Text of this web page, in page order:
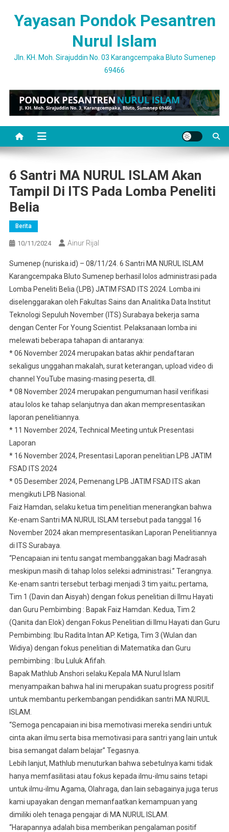
Yayasan Pondok Pesantren
Nurul Islam
Jln. KH. Moh. Sirajuddin No. 03 Karangcempaka Bluto Sumenep
69466
6 Santri MA NURUL ISLAM Akan
Tampil Di ITS Pada Lomba Peneliti
Belia
Berita
10/11/2024 Ainur Rijal
Sumenep (nuriska.id) – 08/11/24. 6 Santri MA NURUL ISLAM
Karangcempaka Bluto Sumenep berhasil lolos administrasi pada
Lomba Peneliti Belia (LPB) JATIM FSAD ITS 2024. Lomba ini
diselenggarakan oleh Fakultas Sains dan Analitika Data Institut
Teknologi Sepuluh November (ITS) Surabaya bekerja sama
dengan Center For Young Scientist. Pelaksanaan lomba ini
melewati beberapa tahapan di antaranya:
* 06 November 2024 merupakan batas akhir pendaftaran
sekaligus unggahan makalah, surat keterangan, upload video di
channel YouTube masing-masing peserta, dll.
* 08 November 2024 merupakan pengumuman hasil verifikasi
atau lolos ke tahap selanjutnya dan akan mempresentasikan
laporan penelitiannya.
* 11 November 2024, Technical Meeting untuk Presentasi
Laporan
* 16 November 2024, Presentasi Laporan penelitian LPB JATIM
FSAD ITS 2024
* 05 Desember 2024, Pemenang LPB JATIM FSAD ITS akan
mengikuti LPB Nasional.
Faiz Hamdan, selaku ketua tim penelitian menerangkan bahwa
Ke-enam Santri MA NURUL ISLAM tersebut pada tanggal 16
November 2024 akan mempresentasikan Laporan Penelitiannya
di ITS Surabaya.
“Pencapaian ini tentu sangat membanggakan bagi Madrasah
meskipun masih di tahap lolos seleksi administrasi.” Terangnya.
Ke-enam santri tersebut terbagi menjadi 3 tim yaitu; pertama,
Tim 1 (Davin dan Aisyah) dengan fokus penelitian di Ilmu Hayati
dan Guru Pembimbing : Bapak Faiz Hamdan. Kedua, Tim 2
(Qanita dan Elok) dengan Fokus Penelitian di Ilmu Hayati dan Guru
Pembimbing: Ibu Radita Intan AP. Ketiga, Tim 3 (Wulan dan
Widiya) dengan fokus penelitian di Matematika dan Guru
pembimbing : Ibu Luluk Afifah.
Bapak Mathlub Anshori selaku Kepala MA Nurul Islam
menyampaikan bahwa hal ini merupakan suatu progress positif
untuk membantu perkembangan pendidikan santri MA NURUL
ISLAM.
“Semoga pencapaian ini bisa memotivasi mereka sendiri untuk
cinta akan ilmu serta bisa memotivasi para santri yang lain untuk
bisa semangat dalam belajar” Tegasnya.
Lebih lanjut, Mathlub menuturkan bahwa sebetulnya kami tidak
hanya memfasilitasi atau fokus kepada ilmu-ilmu sains tetapi
untuk ilmu-ilmu Agama, Olahraga, dan lain sebagainya juga terus
kami upayakan dengan memanfaatkan kemampuan yang
dimiliki oleh tenaga pengajar di MA NURUL ISLAM.
“Harapannya adalah bisa memberikan pengalaman positif